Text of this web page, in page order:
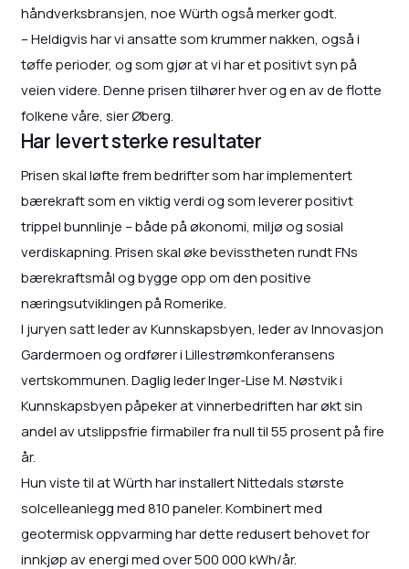
håndverksbransjen, noe Würth også merker godt.
– Heldigvis har vi ansatte som krummer nakken, også i
tøffe perioder, og som gjør at vi har et positivt syn på
veien videre. Denne prisen tilhører hver og en av de flotte
folkene våre, sier Øberg.
Har levert sterke resultater
Prisen skal løfte frem bedrifter som har implementert
bærekraft som en viktig verdi og som leverer positivt
trippel bunnlinje – både på økonomi, miljø og sosial
verdiskapning. Prisen skal øke bevisstheten rundt FNs
bærekraftsmål og bygge opp om den positive
næringsutviklingen på Romerike.
I juryen satt leder av Kunnskapsbyen, leder av Innovasjon
Gardermoen og ordfører i Lillestrømkonferansens
vertskommunen. Daglig leder Inger-Lise M. Nøstvik i
Kunnskapsbyen påpeker at vinnerbedriften har økt sin
andel av utslippsfrie firmabiler fra null til 55 prosent på fire
år.
Hun viste til at Würth har installert Nittedals største
solcelleanlegg med 810 paneler. Kombinert med
geotermisk oppvarming har dette redusert behovet for
innkjøp av energi med over 500 000 kWh/år.